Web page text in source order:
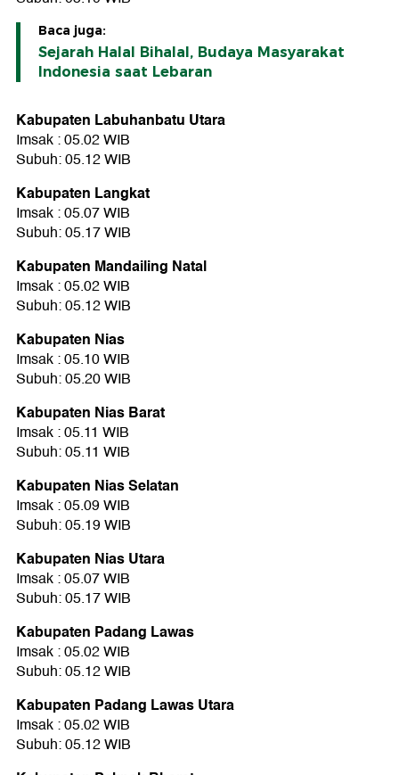
Baca juga:
Sejarah Halal Bihalal, Budaya Masyarakat
Indonesia saat Lebaran
Kabupaten Labuhanbatu Utara
Imsak : 05.02 WIB
Subuh: 05.12 WIB
Kabupaten Langkat
Imsak : 05.07 WIB
Subuh: 05.17 WIB
Kabupaten Mandailing Natal
Imsak : 05.02 WIB
Subuh: 05.12 WIB
Kabupaten Nias
Imsak : 05.10 WIB
Subuh: 05.20 WIB
Kabupaten Nias Barat
Imsak : 05.11 WIB
Subuh: 05.11 WIB
Kabupaten Nias Selatan
Imsak : 05.09 WIB
Subuh: 05.19 WIB
Kabupaten Nias Utara
Imsak : 05.07 WIB
Subuh: 05.17 WIB
Kabupaten Padang Lawas
Imsak : 05.02 WIB
Subuh: 05.12 WIB
Kabupaten Padang Lawas Utara
Imsak : 05.02 WIB
Subuh: 05.12 WIB